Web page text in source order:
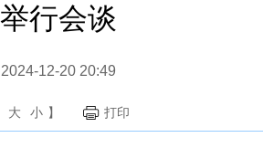
举行会谈
2024-12-20 20:49
大 小 】 打印